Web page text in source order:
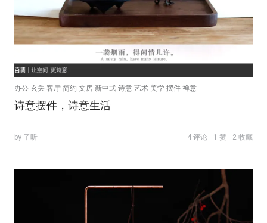
办公 玄关 客厅 简约 文房 新中式 诗意 艺术 美学 摆件 禅意
诗意摆件，诗意生活
by 了听 4 评论 1 赞 2 收藏